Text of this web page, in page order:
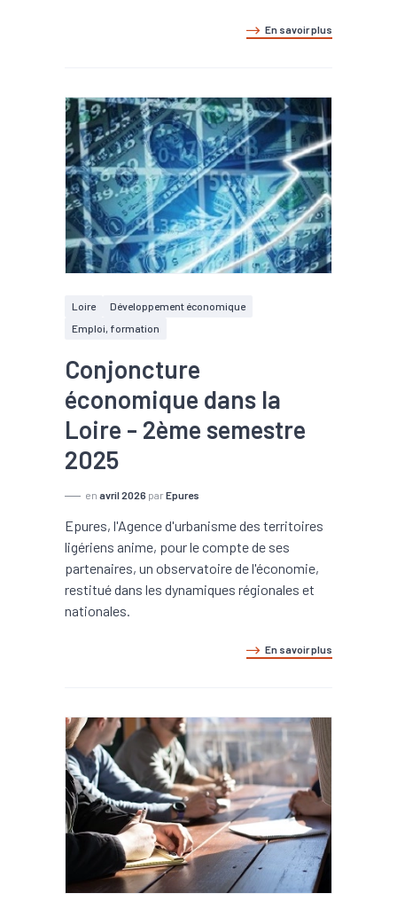
En savoir plus
Loire
Développement économique
Emploi, formation
Conjoncture
économique dans la
Loire - 2ème semestre
2025
en avril 2026 par Epures
Epures, l'Agence d'urbanisme des territoires
ligériens anime, pour le compte de ses
partenaires, un observatoire de l'économie,
restitué dans les dynamiques régionales et
nationales.
En savoir plus